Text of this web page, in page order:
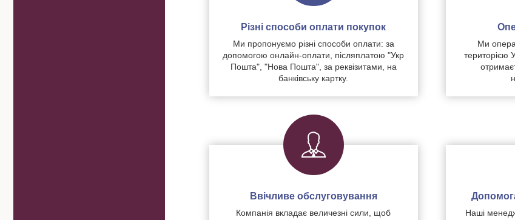
Різні способи оплати покупок
Ми пропонуємо різні способи оплати: за
допомогою онлайн-оплати, післяплатою "Укр
Пошта", "Нова Пошта", за реквізитами, на
банківську картку.
Ми
територією
Ввічливе обслуговування
Компанія вкладає величезні сили, щоб
Наші